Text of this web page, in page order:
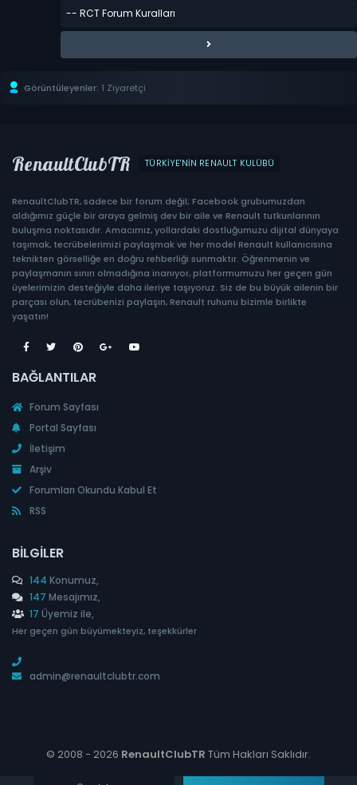
Görüntüleyenler: 1 Ziyaretçi
RenaultClubTR TÜRKIYE'NIN RENAULT KULÜBÜ
RenaultClubTR, sadece bir forum değil; Facebook grubumuzdan
aldığımız güçle bir araya gelmiş dev bir aile ve Renault tutkunlarının
buluşma noktasıdır. Amacımız, yollardaki dostluğumuzu dijital dünyaya
taşımak, tecrübelerimizi paylaşmak ve her model Renault kullanıcısına
teknikten görselliğe en doğru rehberliği sunmaktır. Öğrenmenin ve
paylaşmanın sınırı olmadığına inanıyor, platformumuzu her geçen gün
üyelerimizin desteğiyle daha ileriye taşıyoruz. Siz de bu büyük ailenin bir
parçası olun, tecrübenizi paylaşın, Renault ruhunu bizimle birlikte
yaşatın!
BAĞLANTILAR
Forum Sayfası
Portal Sayfası
İletişim
Arşiv
Forumları Okundu Kabul Et
RSS
BILGILER
144 Konumuz,
147 Mesajımız,
17 Üyemiz ile,
Her geçen gün büyümekteyiz, teşekkürler
admin@renaultclubtr.com
© 2008 - 2026 RenaultClubTR Tüm Hakları Saklıdır.